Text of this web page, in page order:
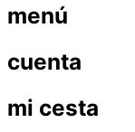
menú
cuenta
mi cesta